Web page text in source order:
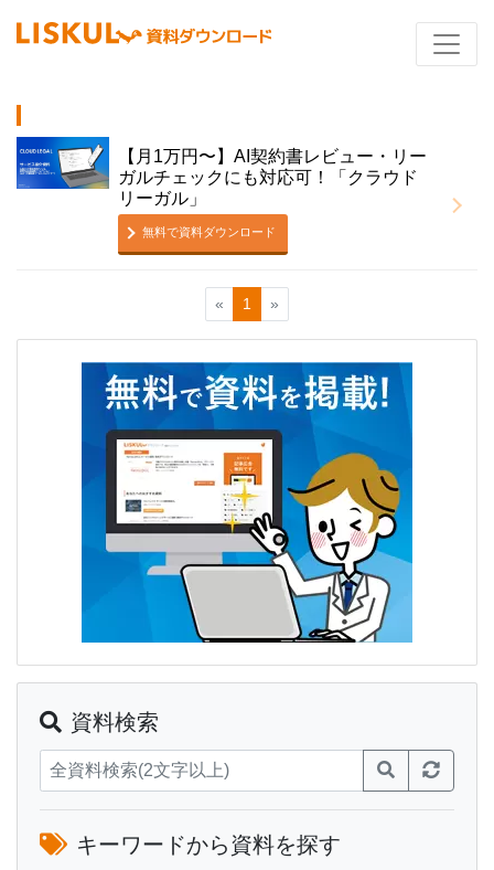
【月1万円〜】AI契約書レビュー・リー
ガルチェックにも対応可！「クラウド
リーガル」
無料で資料ダウンロード
« 1 »
資料検索
キーワードから資料を探す